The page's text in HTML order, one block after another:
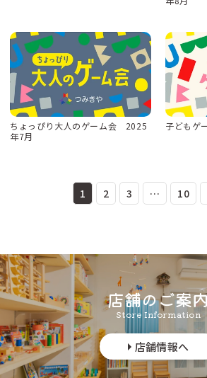
ちょっぴり大人のゲーム会 2025
年7月
子どもゲ
1 2 3 … 10
店舗のご案
Store Information
店舗情報へ